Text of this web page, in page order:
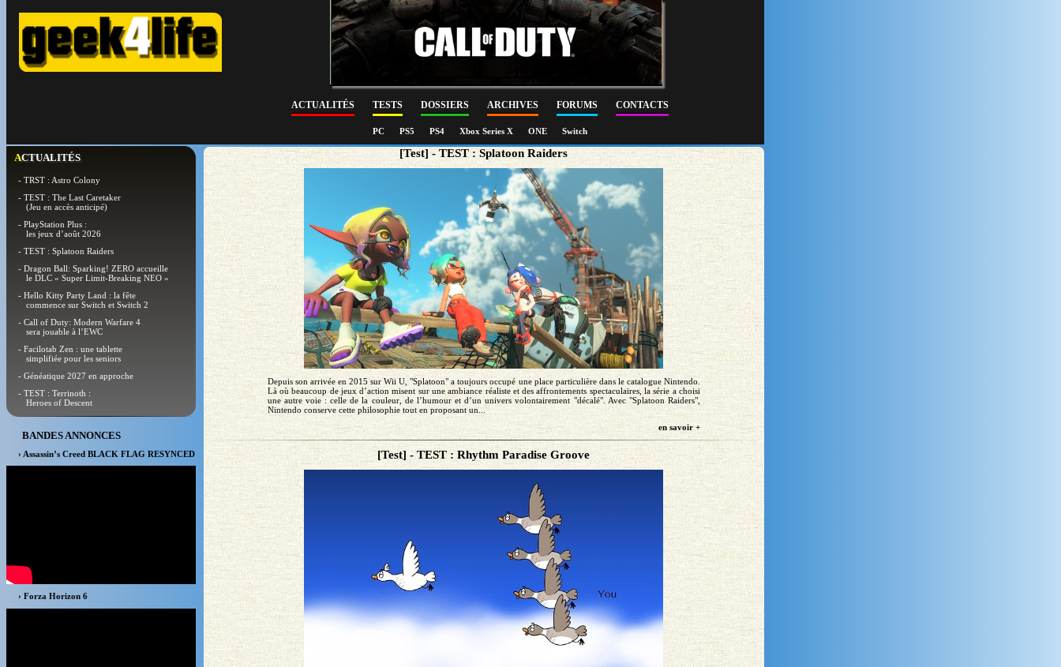
ACTUALITÉS TESTS DOSSIERS ARCHIVES FORUMS CONTACTS
PC PS5 PS4 Xbox Series X ONE Switch
ACTUALITÉS
- TRST : Astro Colony
- TEST : The Last Caretaker
(Jeu en accès anticipé)
- PlayStation Plus :
les jeux d’août 2026
- TEST : Splatoon Raiders
- Dragon Ball: Sparking! ZERO accueille
le DLC « Super Limit-Breaking NEO »
- Hello Kitty Party Land : la fête
commence sur Switch et Switch 2
- Call of Duty: Modern Warfare 4
sera jouable à l’EWC
- Facilotab Zen : une tablette
simplifiée pour les seniors
- Généatique 2027 en approche
- TEST : Terrinoth :
Heroes of Descent
BANDES ANNONCES
› Assassin’s Creed BLACK FLAG RESYNCED
› Forza Horizon 6
[Test] - TEST : Splatoon Raiders
Depuis son arrivée en 2015 sur Wii U, "Splatoon" a toujours occupé une place particulière dans le catalogue Nintendo.
Là où beaucoup de jeux d’action misent sur une ambiance réaliste et des affrontements spectaculaires, la série a choisi
une autre voie : celle de la couleur, de l’humour et d’un univers volontairement "décalé". Avec "Splatoon Raiders",
Nintendo conserve cette philosophie tout en proposant un...
en savoir +
[Test] - TEST : Rhythm Paradise Groove